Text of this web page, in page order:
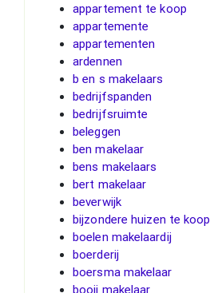
appartement te koop
appartemente
appartementen
ardennen
b en s makelaars
bedrijfspanden
bedrijfsruimte
beleggen
ben makelaar
bens makelaars
bert makelaar
beverwijk
bijzondere huizen te koop
boelen makelaardij
boerderij
boersma makelaar
booij makelaar